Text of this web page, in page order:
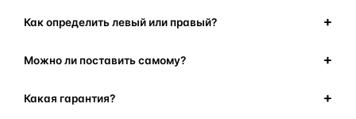
Как определить левый или правый?
Можно ли поставить самому?
Какая гарантия?